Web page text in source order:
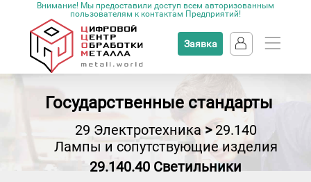
Внимание! Мы предоставили доступ всем авторизованным
пользователям к контактам Предприятий!
Заявка
Государственные стандарты
29 Электротехника>29.140
Лампы и сопутствующие изделия
29.140.40 Светильники